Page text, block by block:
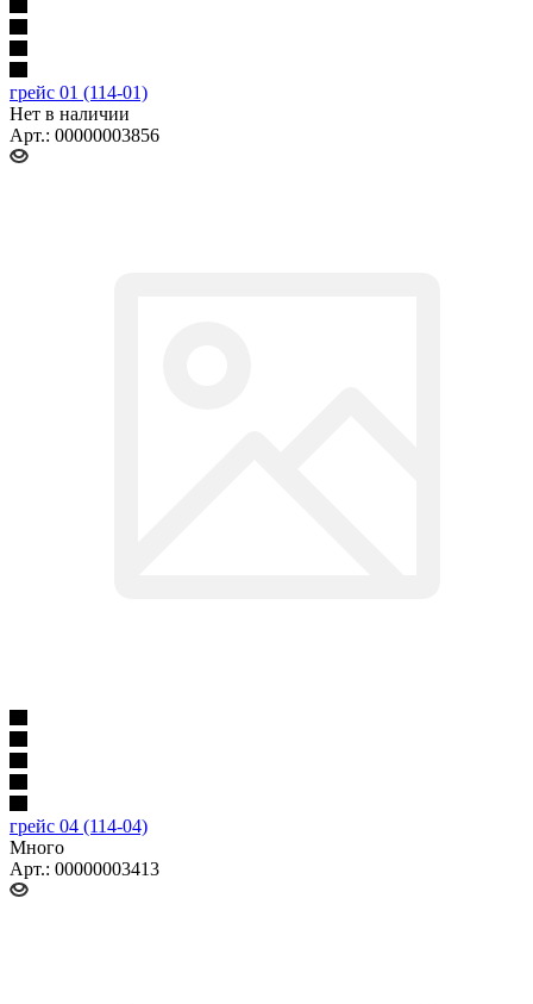
грейс 01 (114-01)
Нет в наличии
Арт.: 00000003856
грейс 04 (114-04)
Много
Арт.: 00000003413